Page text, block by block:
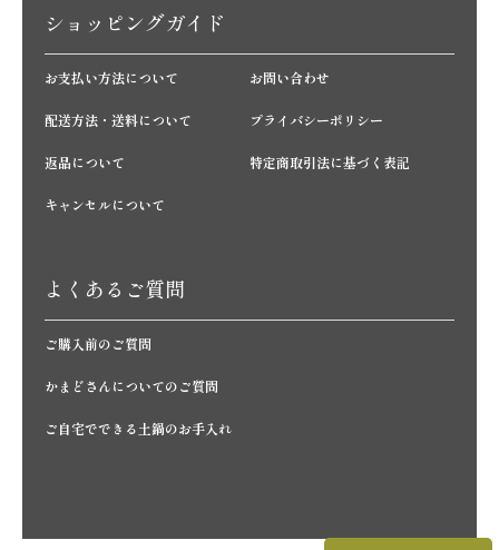
ショッピングガイド
お支払い方法について
配送方法・送料について
返品について
キャンセルについて
お問い合わせ
プライバシーポリシー
特定商取引法に基づく表記
よくあるご質問
ご購入前のご質問
かまどさんについてのご質問
ご自宅でできる土鍋のお手入れ